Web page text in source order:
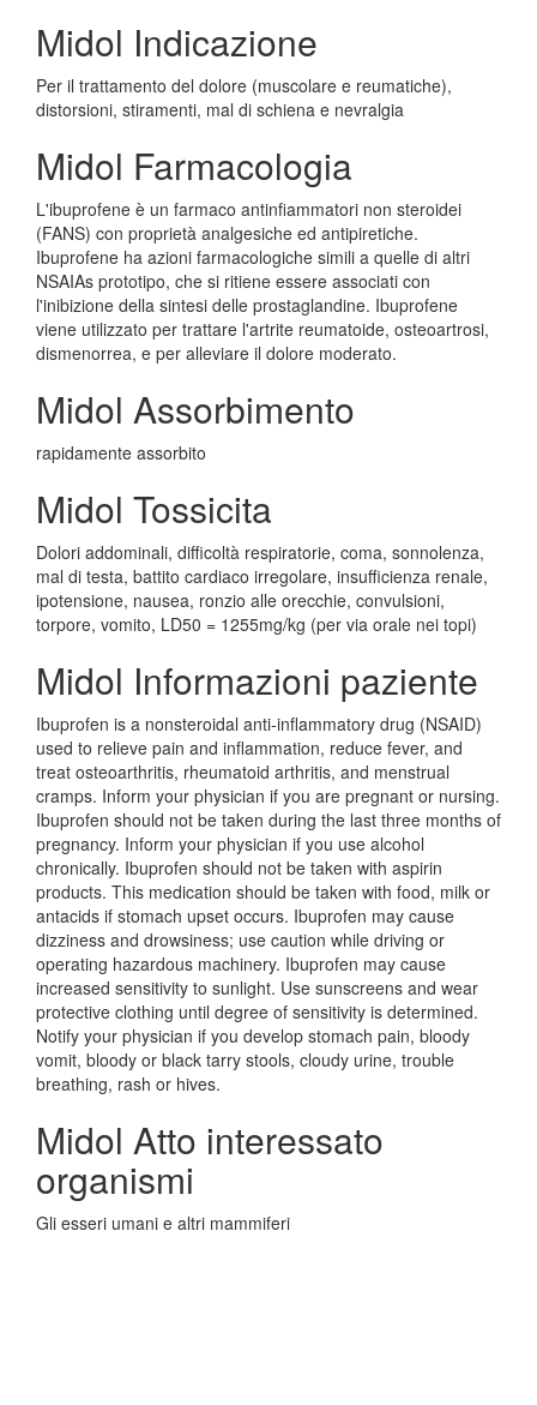
Midol Indicazione
Per il trattamento del dolore (muscolare e reumatiche),
distorsioni, stiramenti, mal di schiena e nevralgia
Midol Farmacologia
L'ibuprofene è un farmaco antinfiammatori non steroidei
(FANS) con proprietà analgesiche ed antipiretiche.
Ibuprofene ha azioni farmacologiche simili a quelle di altri
NSAIAs prototipo, che si ritiene essere associati con
l'inibizione della sintesi delle prostaglandine. Ibuprofene
viene utilizzato per trattare l'artrite reumatoide, osteoartrosi,
dismenorrea, e per alleviare il dolore moderato.
Midol Assorbimento
rapidamente assorbito
Midol Tossicita
Dolori addominali, difficoltà respiratorie, coma, sonnolenza,
mal di testa, battito cardiaco irregolare, insufficienza renale,
ipotensione, nausea, ronzio alle orecchie, convulsioni,
torpore, vomito, LD50 = 1255mg/kg (per via orale nei topi)
Midol Informazioni paziente
Ibuprofen is a nonsteroidal anti-inflammatory drug (NSAID)
used to relieve pain and inflammation, reduce fever, and
treat osteoarthritis, rheumatoid arthritis, and menstrual
cramps. Inform your physician if you are pregnant or nursing.
Ibuprofen should not be taken during the last three months of
pregnancy. Inform your physician if you use alcohol
chronically. Ibuprofen should not be taken with aspirin
products. This medication should be taken with food, milk or
antacids if stomach upset occurs. Ibuprofen may cause
dizziness and drowsiness; use caution while driving or
operating hazardous machinery. Ibuprofen may cause
increased sensitivity to sunlight. Use sunscreens and wear
protective clothing until degree of sensitivity is determined.
Notify your physician if you develop stomach pain, bloody
vomit, bloody or black tarry stools, cloudy urine, trouble
breathing, rash or hives.
Midol Atto interessato
organismi
Gli esseri umani e altri mammiferi